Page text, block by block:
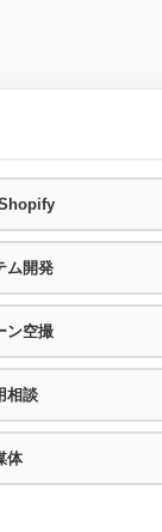
ム開発
ン空撮
相談
体